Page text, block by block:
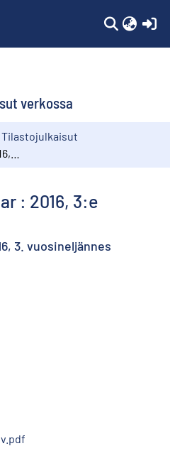
verkossa
Tilastojulkaisut
: 2016, 3:e
3. vuosineljännes